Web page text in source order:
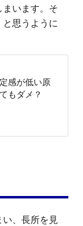
います。そ
思うように
感が低い原
もダメ？
、長所を見